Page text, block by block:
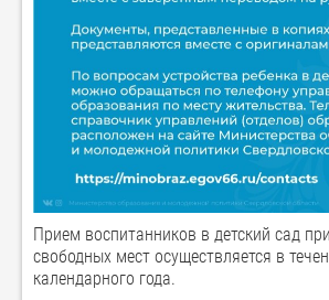
Прием воспитанников в детский сад
свободных мест осуществляется в
календарного года.